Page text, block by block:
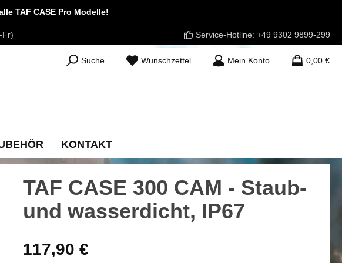
TAF CASE Pro Modelle!
Service-Hotline: +49 9302 9899-299
Suche WunschzettelDu hast 0 Produkte auf dem Merkzettel
Mein Konto 0,00 €
KONTAKT
TAF CASE 300 CAM - Staub-
und wasserdicht, IP67
Regulärer Preis:
117,90 €